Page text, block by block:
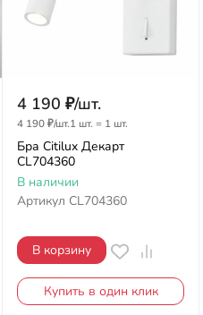
4 190 ₽/шт.
4 190₽/шт.1 шт. = 1 шт.
Бра Citilux Декарт
CL704360
В наличии
Артикул CL704360
В корзину
Купить в один клик